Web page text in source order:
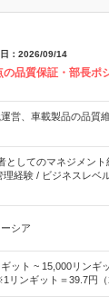
：2026/09/14
品質保証・部長ポ
営、車載製品の品質
としてのマネジメン
理経験 / ビジネスレベ
シア
ギット ~ 15,000リンギ
リンギット＝39.7円（